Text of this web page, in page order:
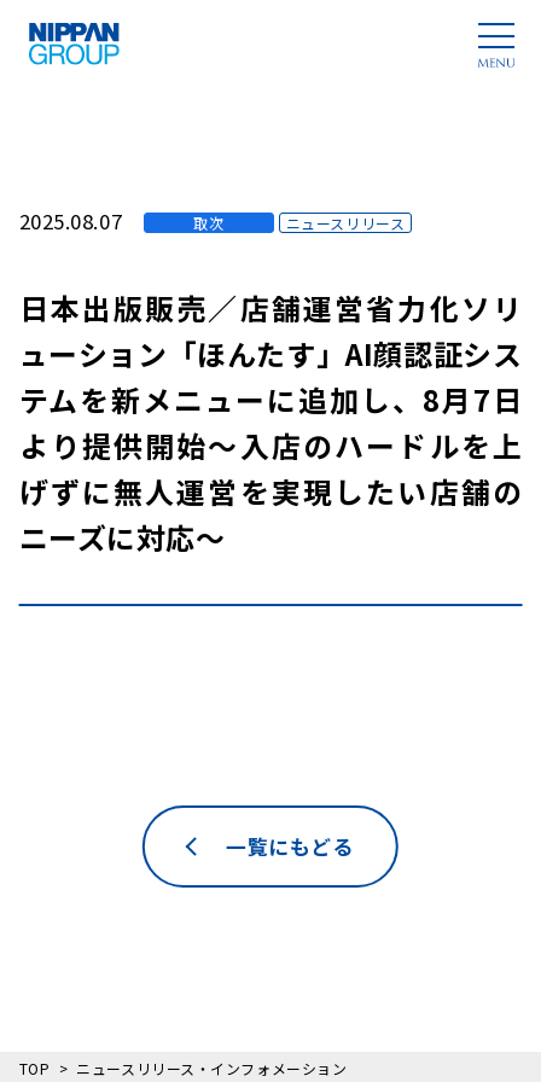
2025.08.07 取次 ニュースリリース
日本出版販売／店舗運営省力化ソリ
ューション「ほんたす」AI顔認証シス
テムを新メニューに追加し、8月7日
より提供開始～入店のハードルを上
げずに無人運営を実現したい店舗の
ニーズに対応～
一覧にもどる
TOP ニュースリリース・インフォメーション